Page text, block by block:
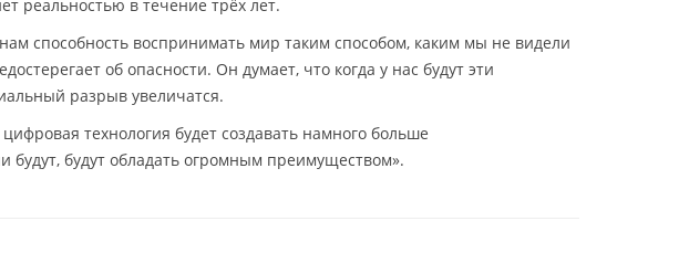
реальностью в течение трёх лет.
способность воспринимать мир таким способом, каким мы не видели
об опасности. Он думает, что когда у нас будут эти
разрыв увеличатся.
технология будет создавать намного больше
будут, будут обладать огромным преимуществом».